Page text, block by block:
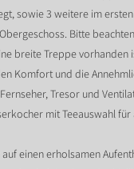
sowie 3 weitere im
Bitte
breite Treppe vorhanden
Komfort und die
Tresor und
mit Teeauswahl für
auf einen erholsamen